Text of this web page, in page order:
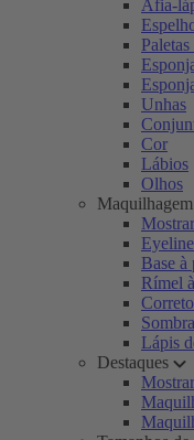
Afia-
Unhas
Cor
Lábios
Olhos
Base à
Rímel
Lápis
Destaques